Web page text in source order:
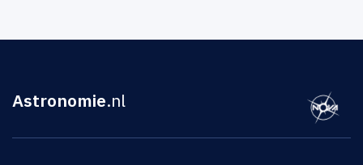
Astronomie.nl